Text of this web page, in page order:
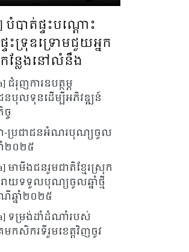
បំបាត់ផ្ទះបណ្តោះ
ទះទ្រុឌទ្រោមជួយអ្នក
ន្លែងនៅលំនឹង
ជំរុញការឧបត្ថម្ភ
នបុលទុនដើម្បីអភិវឌ្ឍន៍
ច
-ប្រជាជនអំណរបុណ្យចូល
នាំ២០២៥
មាមីងជនរួមជាតិខ្មែរស្រុក
ាយទទួលបុណ្យចូលឆ្នាំថ្មី
ឆ្នាំ២០២៥
ទម្រង់ដាំដំណាំរបស់
កសិករទីរួមខេត្តវិញចូវ